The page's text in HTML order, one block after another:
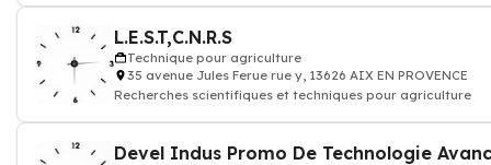
L.E.S.T,C.N.R.S
Technique pour agriculture
35 avenue Jules Ferue rue y, 13626 AIX EN PROVENCE
Recherches scientifiques et techniques pour agriculture
Devel Indus Promo De Technologie